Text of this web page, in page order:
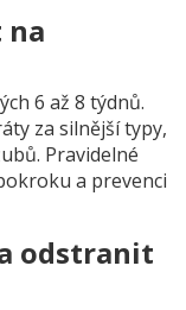
na
6 až 8 týdnů.
za silnější typy,
Pravidelné
a prevenci
odstranit